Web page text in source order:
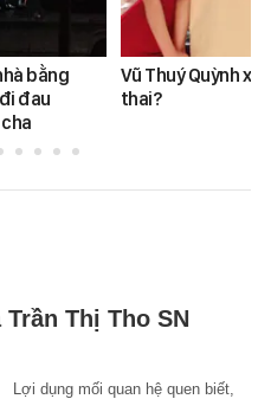
bằng
đau
Vũ Thuý Quỳnh
thai?
Thị Tho SN
Lợi dụng mối quan hệ quen biết,